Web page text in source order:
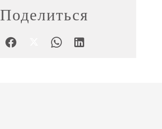
Поделиться